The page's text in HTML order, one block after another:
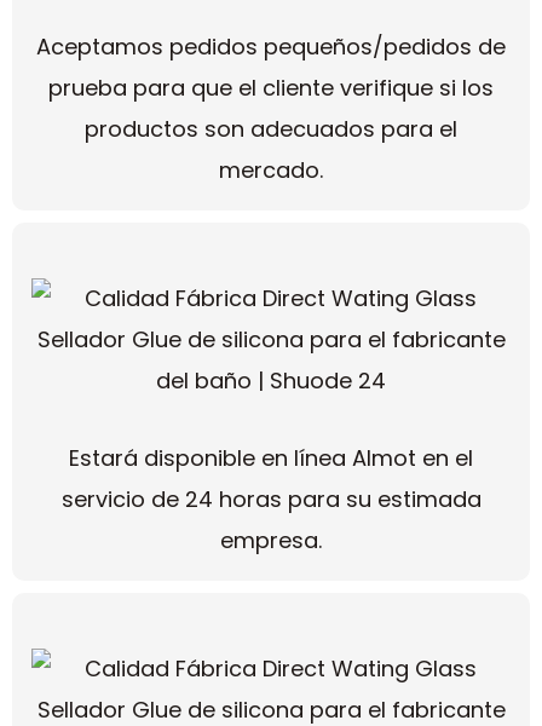
Aceptamos pedidos pequeños/pedidos de
prueba para que el cliente verifique si los
productos son adecuados para el
mercado.
Estará disponible en línea Almot en el
servicio de 24 horas para su estimada
empresa.